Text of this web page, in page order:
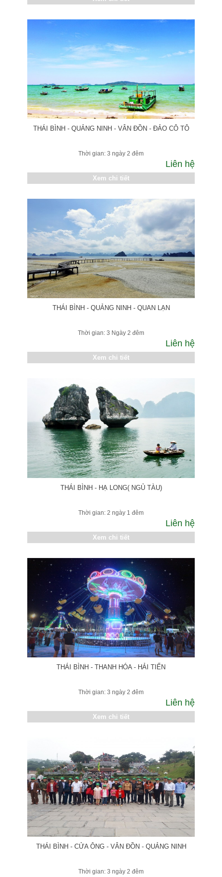
THÁI BÌNH - QUẢNG NINH - VÂN ĐỒN - ĐẢO CÔ TÔ
Thời gian: 3 ngày 2 đêm
Liên hệ
Xem chi tiết
THÁI BÌNH - QUẢNG NINH - QUAN LẠN
Thời gian: 3 Ngày 2 đêm
Liên hệ
Xem chi tiết
THÁI BÌNH - HẠ LONG( NGỦ TÀU)
Thời gian: 2 ngày 1 đêm
Liên hệ
Xem chi tiết
THÁI BÌNH - THANH HÓA - HẢI TIẾN
Thời gian: 3 ngày 2 đêm
Liên hệ
Xem chi tiết
THÁI BÌNH - CỬA ÔNG - VÂN ĐỒN - QUẢNG NINH
Thời gian: 3 ngày 2 đêm